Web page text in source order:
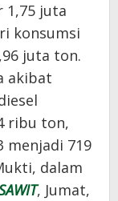
1,75 juta
konsumsi
juta ton.
akibat
ribu ton,
menjadi 719
dalam
, Jumat,